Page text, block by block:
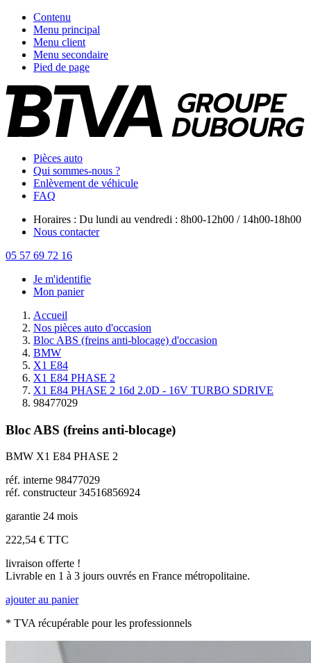
Contenu
Menu principal
Menu client
Menu secondaire
Pied de page
Pièces auto
Qui sommes-nous ?
Enlèvement de véhicule
FAQ
Horaires : Du lundi au vendredi : 8h00-12h00 / 14h00-18h00
Nous contacter
05 57 69 72 16
Je m'identifie
Mon panier
Accueil
Nos pièces auto d'occasion
Bloc ABS (freins anti-blocage) d'occasion
BMW
X1 E84
X1 E84 PHASE 2
X1 E84 PHASE 2 16d 2.0D - 16V TURBO SDRIVE
98477029
Bloc ABS (freins anti-blocage)
BMW X1 E84 PHASE 2
réf. interne 98477029
réf. constructeur 34516856924
garantie 24 mois
222,54 € TTC
livraison offerte !
Livrable en 1 à 3 jours ouvrés en France métropolitaine.
ajouter au panier
* TVA récupérable pour les professionnels